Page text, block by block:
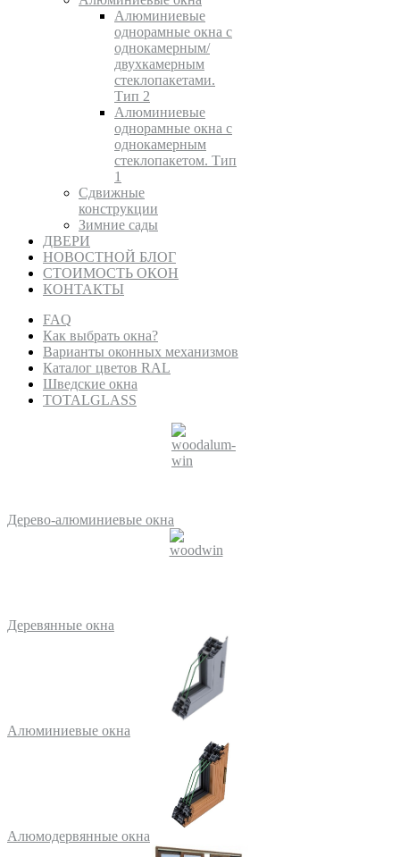
Алюминиевые
однорамные окна с
однокамерным/
двухкамерным
стеклопакетами.
Тип 2
Алюминиевые
однорамные окна с
однокамерным
стеклопакетом. Тип
1
Сдвижные
конструкции
Зимние сады
ДВЕРИ
НОВОСТНОЙ БЛОГ
СТОИМОСТЬ ОКОН
КОНТАКТЫ
FAQ
Как выбрать окна?
Варианты оконных механизмов
Каталог цветов RAL
Шведские окна
TOTALGLASS
Дерево-алюминиевые окна
Деревянные окна
Алюминиевые окна
Алюмодервянные окна